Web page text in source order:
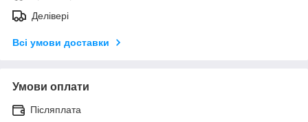
Делівері
Всі умови доставки
Умови оплати
Післяплата